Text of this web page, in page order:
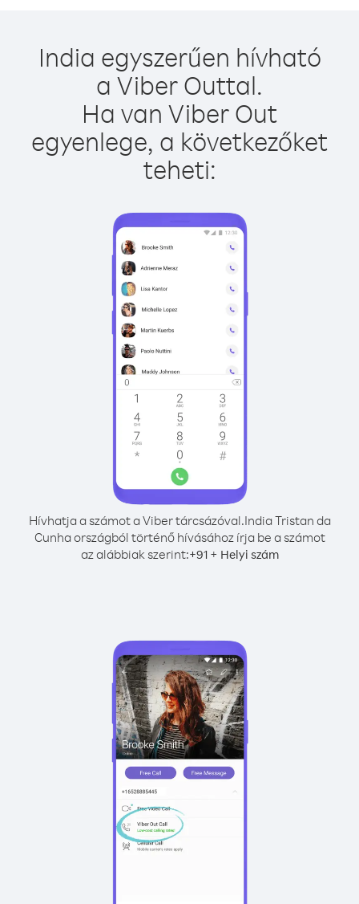
India egyszerűen hívható
a Viber Outtal.
Ha van Viber Out
egyenlege, a következőket
teheti:
Hívhatja a számot a Viber tárcsázóval.India Tristan da
Cunha országból történő hívásához írja be a számot
az alábbiak szerint:+91+ Helyi szám